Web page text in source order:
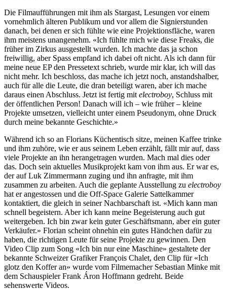
Die Filmaufführungen mit ihm als Stargast, Lesungen vor einem
vornehmlich älteren Publikum und vor allem die Signierstunden
danach, bei denen er sich fühlte wie eine Projektionsfläche, waren
ihm meistens unangenehm. «Ich fühlte mich wie diese Freaks, die
früher im Zirkus ausgestellt wurden. Ich machte das ja schon
freiwillig, aber Spass empfand ich dabei oft nicht. Als ich dann für
meine neue EP den Pressetext schrieb, wurde mir klar, ich will das
nicht mehr. Ich beschloss, das mache ich jetzt noch, anstandshalber,
auch für alle die Leute, die dran beteiligt waren, aber ich mache
daraus einen Abschluss. Jetzt ist fertig mit electroboy, Schluss mit
der öffentlichen Person! Danach will ich – wie früher – kleine
Projekte umsetzen, vielleicht unter einem Pseudonym, ohne Druck
durch meine bekannte Geschichte.»
Während ich so an Florians Küchentisch sitze, meinen Kaffee trinke
und ihm zuhöre, wie er aus seinem Leben erzählt, fällt mir auf, dass
viele Projekte an ihn herangetragen wurden. Mach mal dies oder
das. Doch sein aktuelles Musikprojekt kam von ihm aus. Er war es,
der auf Luk Zimmermann zuging und ihn anfragte, mit ihm
zusammen zu arbeiten. Auch die geplante Ausstellung zu electroboy
hat er angestossen und die Off-Space Galerie Sattelkammer
kontaktiert, die gleich in seiner Nachbarschaft ist. «Mich kann man
schnell begeistern. Aber ich kann meine Begeisterung auch gut
weitergeben. Ich bin zwar kein guter Geschäftsmann, aber ein guter
Verkäufer.» Florian scheint ohnehin ein gutes Händchen dafür zu
haben, die richtigen Leute für seine Projekte zu gewinnen. Den
Video Clip zum Song «Ich bin nur eine Maschine» gestaltete der
bekannte Schweizer Grafiker François Chalet, den Clip für «Ich
glotz den Koffer an» wurde vom Filmemacher Sebastian Minke mit
dem Schauspieler Frank Áron Hoffmann gedreht. Beide
sehenswerte Videos.